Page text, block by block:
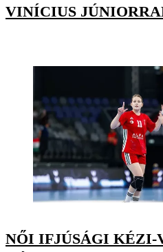
VINÍCIUS
NŐI IFJÚSÁGI KÉZI-